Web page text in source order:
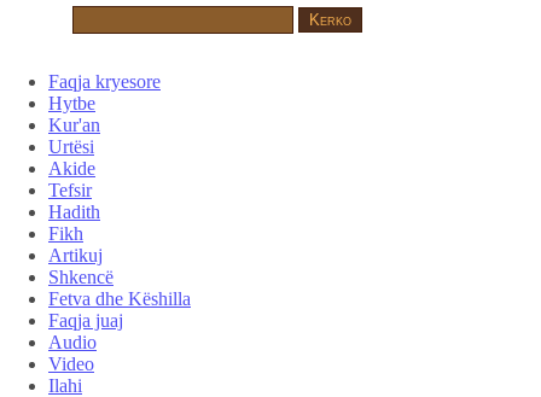
Faqja kryesore
Hytbe
Kur'an
Urtësi
Akide
Tefsir
Hadith
Fikh
Artikuj
Shkencë
Fetva dhe Këshilla
Faqja juaj
Audio
Video
Ilahi